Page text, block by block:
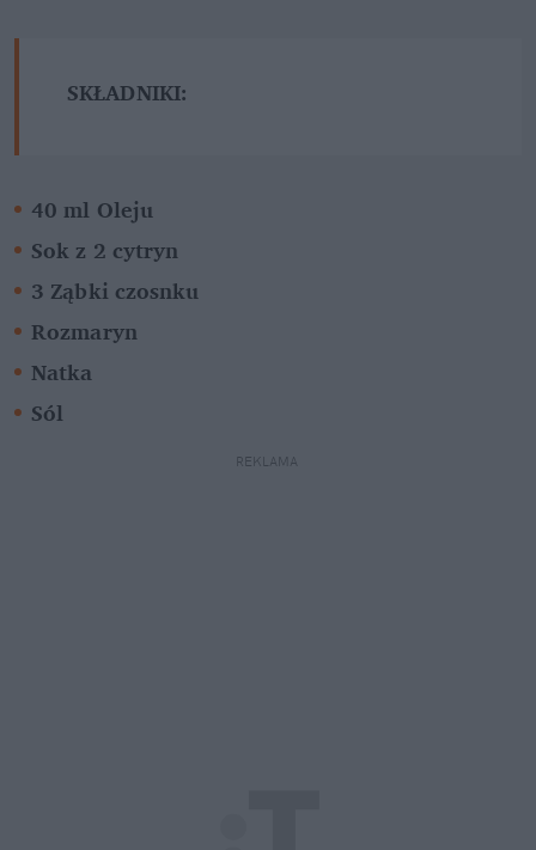
SKŁADNIKI:
40 ml Oleju
Sok z 2 cytryn
3 Ząbki czosnku
Rozmaryn
Natka
Sól
REKLAMA